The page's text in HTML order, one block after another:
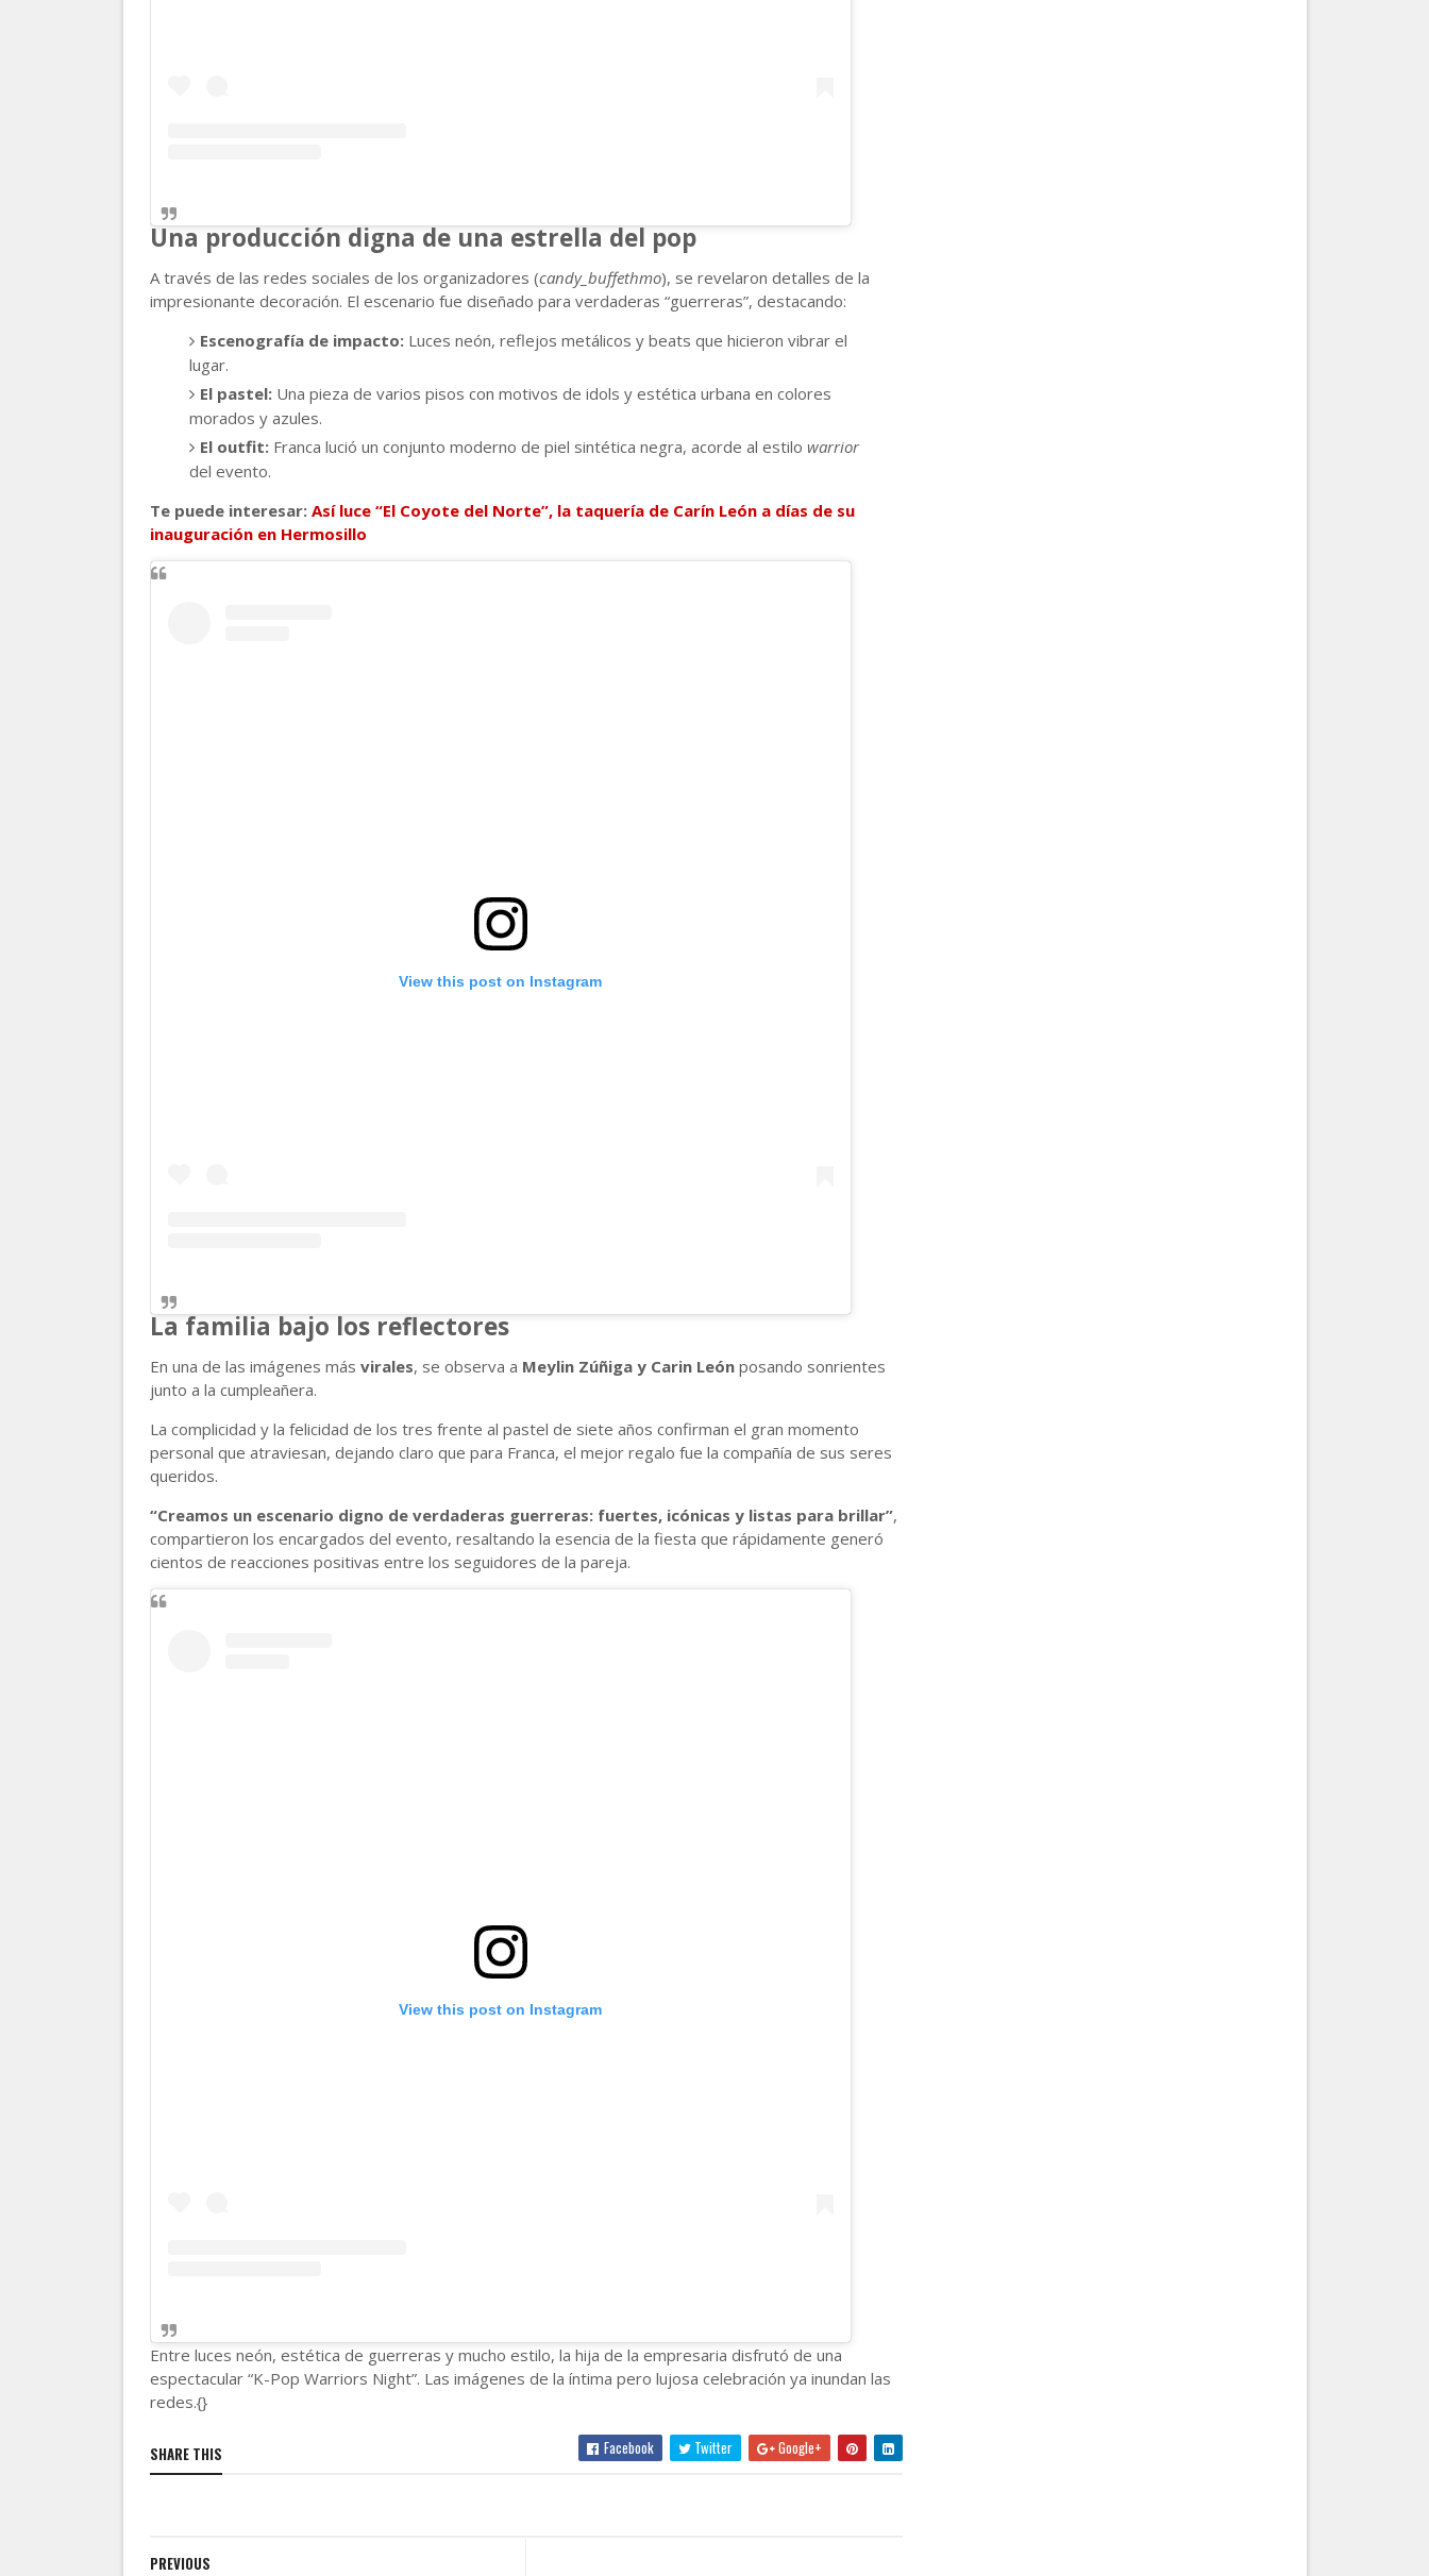
Una producción digna de una estrella del pop
A través de las redes sociales de los organizadores (candy_buffethmo), se revelaron detalles de la
impresionante decoración. El escenario fue diseñado para verdaderas “guerreras”, destacando:
Escenografía de impacto: Luces neón, reflejos metálicos y beats que hicieron vibrar el
lugar.
El pastel: Una pieza de varios pisos con motivos de idols y estética urbana en colores
morados y azules.
El outfit: Franca lució un conjunto moderno de piel sintética negra, acorde al estilo warrior
del evento.
Te puede interesar: Así luce “El Coyote del Norte”, la taquería de Carín León a días de su
inauguración en Hermosillo
View this post on Instagram
La familia bajo los reflectores
En una de las imágenes más virales, se observa a Meylin Zúñiga y Carin Leónposando sonrientes
junto a la cumpleañera.
La complicidad y la felicidad de los tres frente al pastel de siete años confirman el gran momento
personal que atraviesan, dejando claro que para Franca, el mejor regalo fue la compañía de sus seres
queridos.
“Creamos un escenario digno de verdaderas guerreras: fuertes, icónicas y listas para brillar”,
compartieron los encargados del evento, resaltando la esencia de la fiesta que rápidamente generó
cientos de reacciones positivas entre los seguidores de la pareja.
View this post on Instagram
Entre luces neón, estética de guerreras y mucho estilo, la hija de la empresaria disfrutó de una
espectacular “K-Pop Warriors Night”. Las imágenes de la íntima pero lujosa celebración ya inundan las
redes.{}
SHARE THIS Facebook Twitter Google+
PREVIOUS